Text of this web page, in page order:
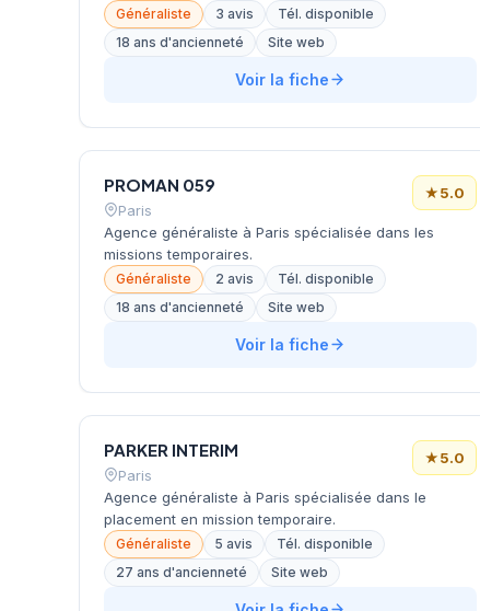
Généraliste 3 avis
Tél. disponible
18 ans d'ancienneté
Site web
Voir la fiche
PROMAN 059
Paris
★5.0
Agence généraliste à Paris spécialisée dans les
missions temporaires.
Généraliste 2 avis
Tél. disponible
18 ans d'ancienneté
Site web
Voir la fiche
PARKER INTERIM
Paris
★5.0
Agence généraliste à Paris spécialisée dans le
placement en mission temporaire.
Généraliste 5 avis
Tél. disponible
27 ans d'ancienneté
Site web